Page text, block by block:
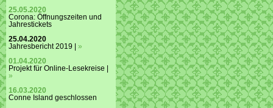
25.05.2020
Corona: Öffnungszeiten und
Jahrestickets
25.04.2020
Jahresbericht 2019 | »
01.04.2020
Projekt für Online-Lesekreise |
»
16.03.2020
Conne Island geschlossen